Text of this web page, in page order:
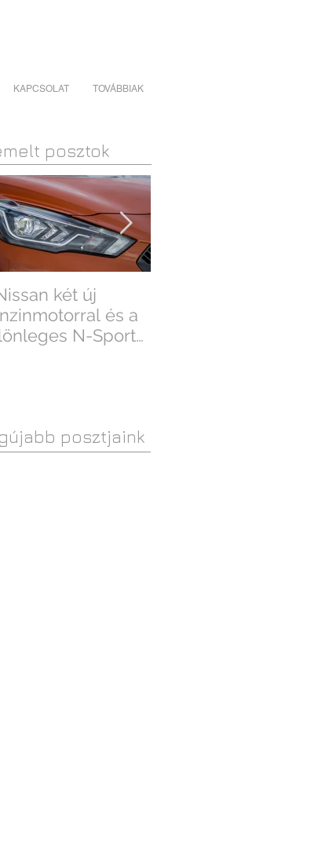
KAPCSOLAT TOVÁBBIAK
posztok
két új
és a
N-Sport
posztjaink